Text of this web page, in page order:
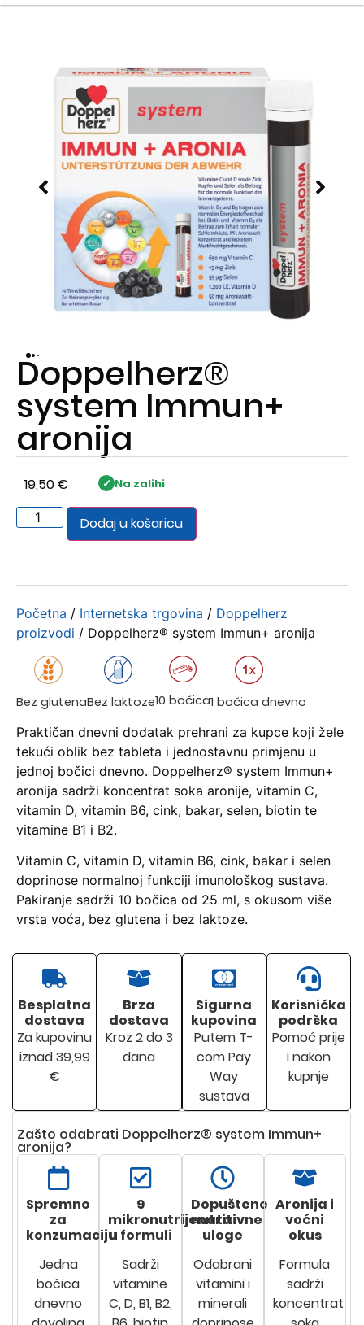
Doppelherz®
system Immun+
aronija
19,50€ Na zalihi
Dodaj u košaricu
Početna / Internetska trgovina / Doppelherz
proizvodi / Doppelherz® system Immun+ aronija
Bez glutenaBez laktoze10 bočica1 bočica dnevno
Praktičan dnevni dodatak prehrani za kupce koji žele
tekući oblik bez tableta i jednostavnu primjenu u
jednoj bočici dnevno. Doppelherz® system Immun+
aronija sadrži koncentrat soka aronije, vitamin C,
vitamin D, vitamin B6, cink, bakar, selen, biotin te
vitamine B1 i B2.
Vitamin C, vitamin D, vitamin B6, cink, bakar i selen
doprinose normalnoj funkciji imunološkog sustava.
Pakiranje sadrži 10 bočica od 25 ml, s okusom više
vrsta voća, bez glutena i bez laktoze.
Besplatna
dostava
Za kupovinu
iznad 39,99
€
Brza
dostava
Kroz 2 do 3
dana
Sigurna
kupovina
Putem T-
com Pay
Way
sustava
Korisnička
podrška
Pomoć prije
i nakon
kupnje
Zašto odabrati Doppelherz® system Immun+
aronija?
Spremno
za
konzumaciju
Jedna
bočica
dnevno
9
mikronutrijenata
u formuli
Sadrži
vitamine
C, D, B1, B2,
Dopuštene
nutritivne
uloge
Odabrani
vitamini i
minerali
Aronija i
voćni
okus
Formula
sadrži
koncentrat